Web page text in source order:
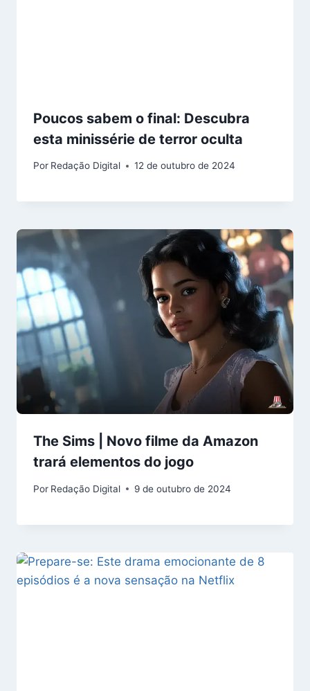
Poucos sabem o final: Descubra
esta minissérie de terror oculta
Por Redação Digital 12 de outubro de 2024
The Sims | Novo filme da Amazon
trará elementos do jogo
Por Redação Digital 9 de outubro de 2024